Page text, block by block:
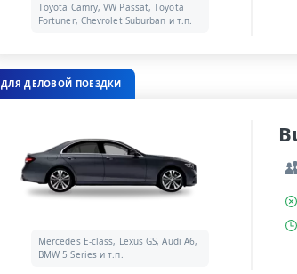
Toyota Camry, VW Passat, Toyota
Fortuner, Chevrolet Suburban и т.п.
ДЛЯ ДЕЛОВОЙ ПОЕЗДКИ
Mercedes E-class, Lexus GS, Audi A6,
BMW 5 Series и т.п.